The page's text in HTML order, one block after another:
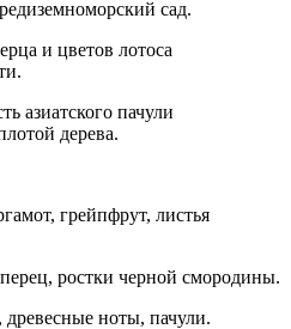
сад.
и цветов лотоса
азиатского пачули
дерева.
грейпфрут, листья
ростки черной смородины.
ноты, пачули.